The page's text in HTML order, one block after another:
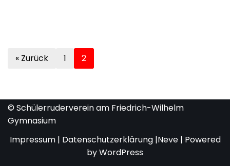
« Zurück 1 2
© Schülerruderverein am Friedrich-Wilhelm
Gymnasium
Impressum| Datenschutzerklärung|Neve| Powered
byWordPress